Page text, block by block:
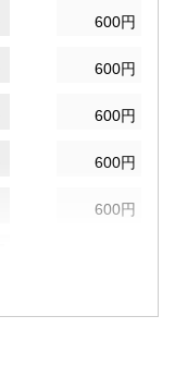
600円
600円
600円
600円
600円